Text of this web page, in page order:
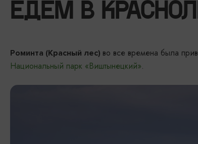
ЕДЕМ В
Роминта (Красный лес) во все времена была
Национальный парк «Виштынецкий».